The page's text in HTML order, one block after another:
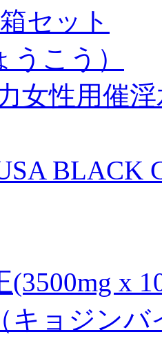
セット
こう）
女性用催
BLACK
(3500mg x
キョジン